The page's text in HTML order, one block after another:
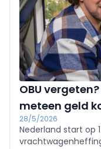
OBU
meteen geld
28/5/2026
Nederland start op